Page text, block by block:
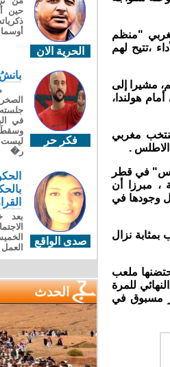
"منظم
،تتيح لهم
مشيرا إلى
هولندا،
مغربي
الاطلس .
في قطر
، مبرزا أن
وجودها في
نزال
ملعب
للمرة
مسبوق في
الحرية الان
حين
فكر حر
ما
في
ليست
ر�
صدى الواقع
بعد
الحدث